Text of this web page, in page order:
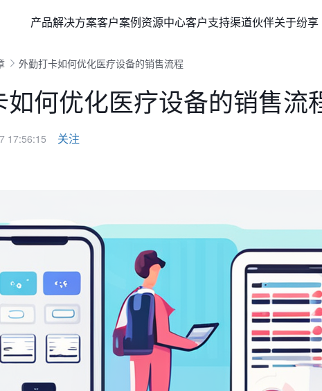
产品解决方案客户案例资源中心客户支持渠道伙伴关于纷享
外勤打卡如何优化医疗设备的销售流程
如何优化医疗设备的销售流
17:56:15 关注